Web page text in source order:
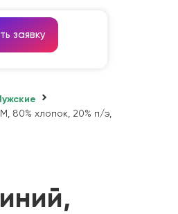
заявку
80% хлопок, 20% п/э,